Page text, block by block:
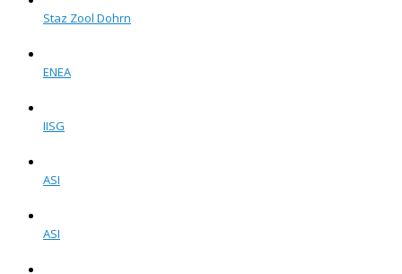
Staz Zool Dohrn
ENEA
IISG
ASI
ASI